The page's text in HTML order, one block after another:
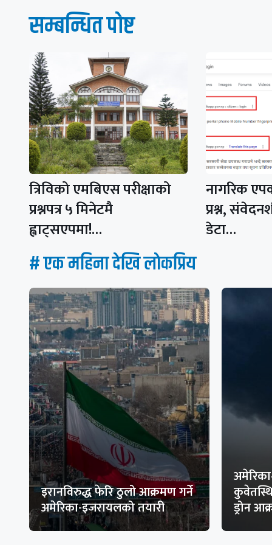
सम्बन्धित पाेष्ट
त्रिविको एमबिएस परीक्षाको
प्रश्नपत्र ५ मिनेटमै
ह्वाट्सएपमा!…
नागरिक
प्रश्न,
डेटा…
# एक महिना देखि लाेकप्रिय
इरानविरुद्ध फेरि ठुलो आक्रमण गर्ने
अमेरिका-इजरायलको तयारी ड्रोन